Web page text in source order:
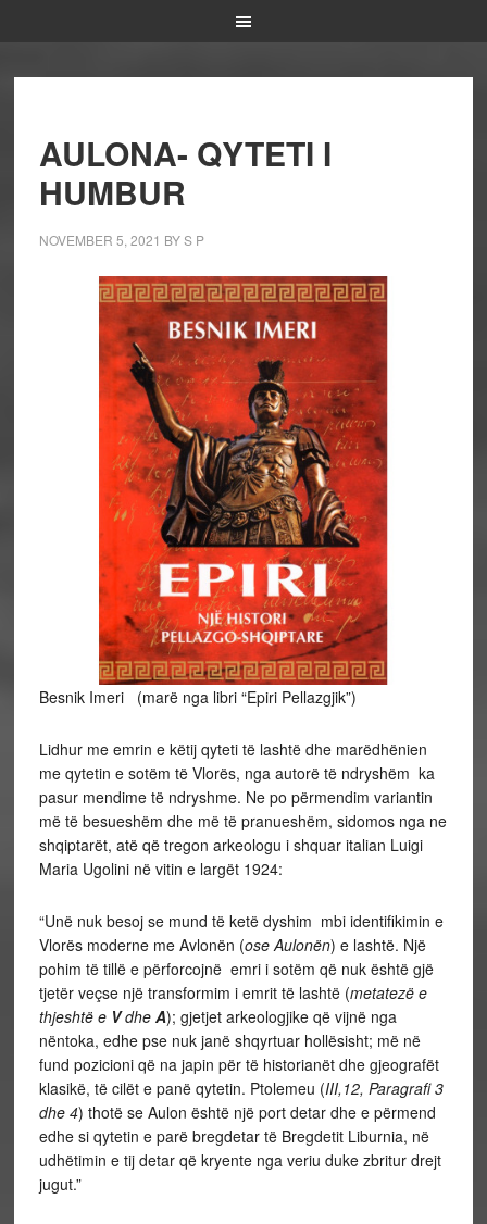
AULONA- QYTETI I
HUMBUR
NOVEMBER 5, 2021 BYS P
Besnik Imeri (marë nga libri “Epiri Pellazgjik”)
Lidhur me emrin e këtij qyteti të lashtë dhe marëdhënien
me qytetin e sotëm të Vlorës, nga autorë të ndryshëm ka
pasur mendime të ndryshme. Ne po përmendim variantin
më të besueshëm dhe më të pranueshëm, sidomos nga ne
shqiptarët, atë që tregon arkeologu i shquar italian Luigi
Maria Ugolini në vitin e largët 1924:
“Unë nuk besoj se mund të ketë dyshim mbi identifikimin e
Vlorës moderne me Avlonën (ose Aulonën) e lashtë. Një
pohim të tillë e përforcojnë emri i sotëm që nuk është gjë
tjetër veçse një transformim i emrit të lashtë (metatezë e
thjeshtë e Vdhe A); gjetjet arkeologjike që vijnë nga
nëntoka, edhe pse nuk janë shqyrtuar hollësisht; më në
fund pozicioni që na japin për të historianët dhe gjeografët
klasikë, të cilët e panë qytetin. Ptolemeu (III,12, Paragrafi 3
dhe 4) thotë se Aulon është një port detar dhe e përmend
edhe si qytetin e parë bregdetar të Bregdetit Liburnia, në
udhëtimin e tij detar që kryente nga veriu duke zbritur drejt
jugut.”